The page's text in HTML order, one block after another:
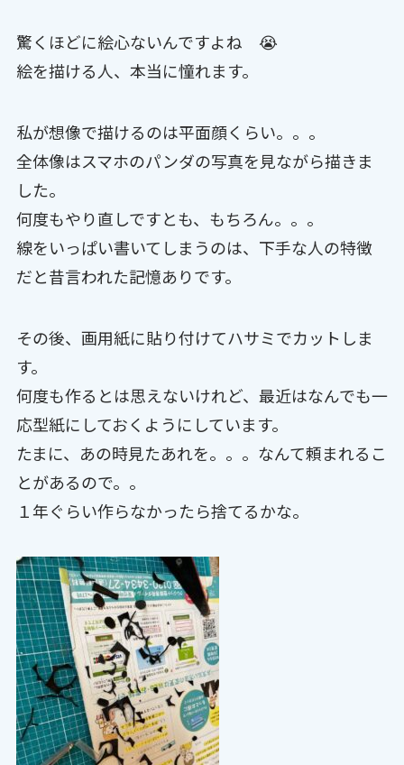
驚くほどに絵心ないんですよね 😭
絵を描ける人、本当に憧れます。
私が想像で描けるのは平面顔くらい。。。
全体像はスマホのパンダの写真を見ながら描きま
した。
何度もやり直しですとも、もちろん。。。
線をいっぱい書いてしまうのは、下手な人の特徴
だと昔言われた記憶ありです。
その後、画用紙に貼り付けてハサミでカットしま
す。
何度も作るとは思えないけれど、最近はなんでも一
応型紙にしておくようにしています。
たまに、あの時見たあれを。。。なんて頼まれるこ
とがあるので。。
１年ぐらい作らなかったら捨てるかな。